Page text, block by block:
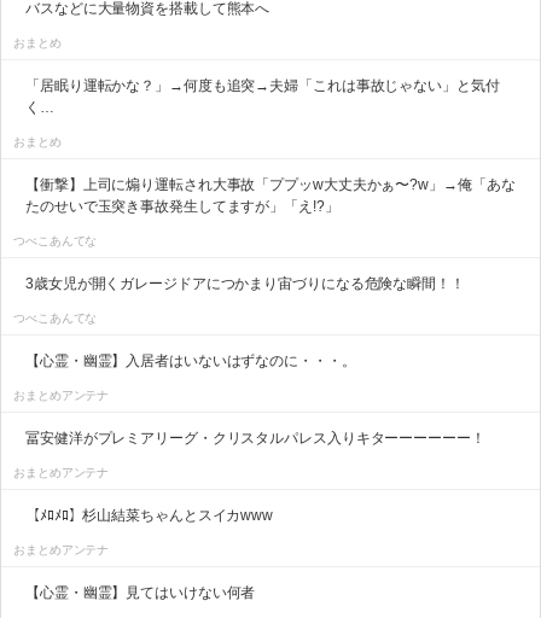
バスなどに大量物資を搭載して熊本へ
おまとめ
「居眠り運転かな？」→何度も追突→夫婦「これは事故じゃない」と気付
く…
おまとめ
【衝撃】上司に煽り運転され大事故「ププッw大丈夫かぁ〜?w」→俺「あな
たのせいで玉突き事故発生してますが」「え!?」
つべこあんてな
3歳女児が開くガレージドアにつかまり宙づりになる危険な瞬間！！
つべこあんてな
【心霊・幽霊】入居者はいないはずなのに・・・。
おまとめアンテナ
冨安健洋がプレミアリーグ・クリスタルパレス入りキターーーーーー！
おまとめアンテナ
【ﾒﾛﾒﾛ】杉山結菜ちゃんとスイカwww
おまとめアンテナ
【心霊・幽霊】見てはいけない何者